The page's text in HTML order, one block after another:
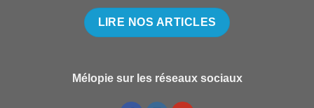
LIRE NOS ARTICLES
Mélopie sur les réseaux sociaux